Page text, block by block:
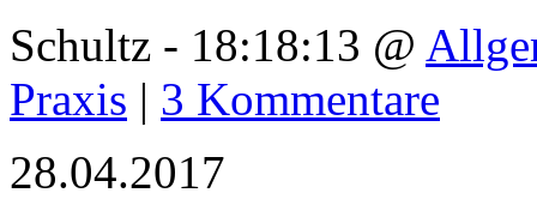
Schultz - 18:18:13 @
Praxis | 3 Kommentare
28.04.2017